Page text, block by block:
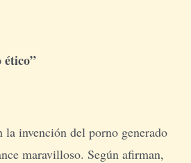
la invención del porno generado
maravilloso. Según afirman,